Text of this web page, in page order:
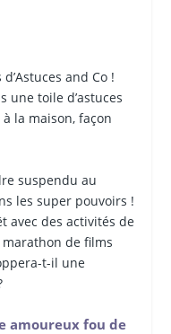
and Co ️!
une toile d’astuces
la maison, façon
suspendu au
les super pouvoirs !
avec des activités de
de films
t-il une
amoureux fou de